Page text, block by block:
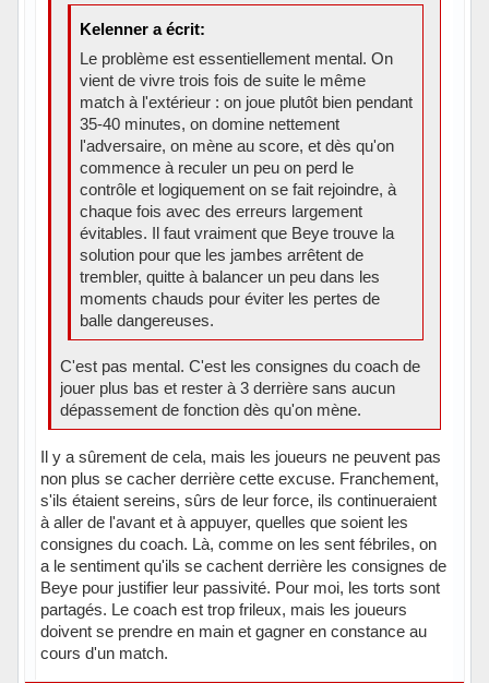
Kelenner a écrit:
Le problème est essentiellement mental. On
vient de vivre trois fois de suite le même
match à l'extérieur : on joue plutôt bien pendant
35-40 minutes, on domine nettement
l'adversaire, on mène au score, et dès qu'on
commence à reculer un peu on perd le
contrôle et logiquement on se fait rejoindre, à
chaque fois avec des erreurs largement
évitables. Il faut vraiment que Beye trouve la
solution pour que les jambes arrêtent de
trembler, quitte à balancer un peu dans les
moments chauds pour éviter les pertes de
balle dangereuses.
C'est pas mental. C'est les consignes du coach de
jouer plus bas et rester à 3 derrière sans aucun
dépassement de fonction dès qu'on mène.
Il y a sûrement de cela, mais les joueurs ne peuvent pas
non plus se cacher derrière cette excuse. Franchement,
s'ils étaient sereins, sûrs de leur force, ils continueraient
à aller de l'avant et à appuyer, quelles que soient les
consignes du coach. Là, comme on les sent fébriles, on
a le sentiment qu'ils se cachent derrière les consignes de
Beye pour justifier leur passivité. Pour moi, les torts sont
partagés. Le coach est trop frileux, mais les joueurs
doivent se prendre en main et gagner en constance au
cours d'un match.